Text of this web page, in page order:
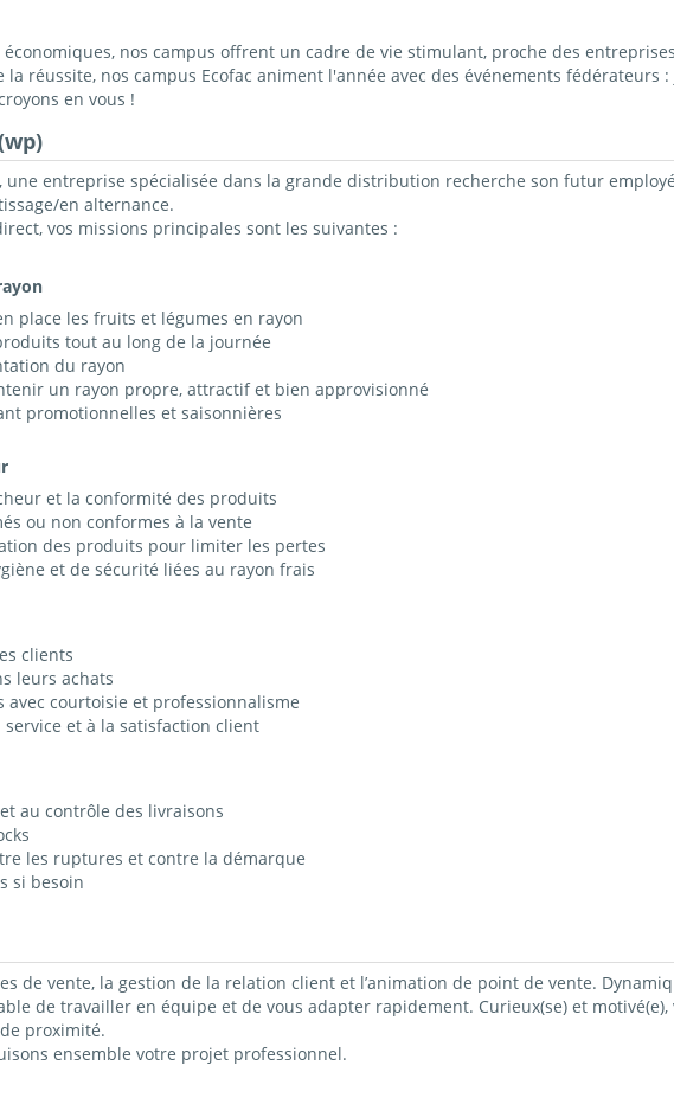
nos campus offrent un cadre de vie stimulant, proche des
réussite, nos campus Ecofac animent l'année avec des événements
en vous !
une entreprise spécialisée dans la grande distribution recherche son futur
en alternance.
vos missions principales sont les suivantes :
place les fruits et légumes en rayon
tout au long de la journée
du rayon
un rayon propre, attractif et bien approvisionné
promotionnelles et saisonnières
et la conformité des produits
ou non conformes à la vente
des produits pour limiter les pertes
et de sécurité liées au rayon frais
clients
leurs achats
avec courtoisie et professionnalisme
et à la satisfaction client
au contrôle des livraisons
les ruptures et contre la démarque
si besoin
de vente, la gestion de la relation client et l’animation de point de vente.
de travailler en équipe et de vous adapter rapidement. Curieux(se) et
proximité.
ensemble votre projet professionnel.